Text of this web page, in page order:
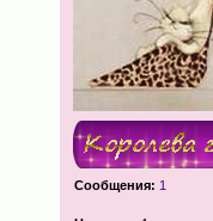
Сообщения: 1